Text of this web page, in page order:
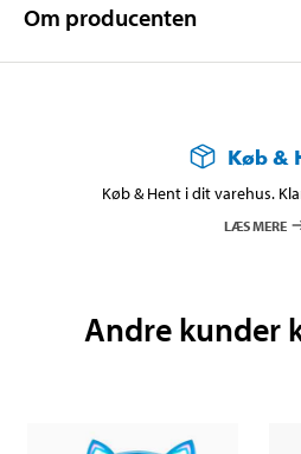
Om producenten
Køb &
Køb & Hent i dit varehus.
LÆS MERE
Andre kunder